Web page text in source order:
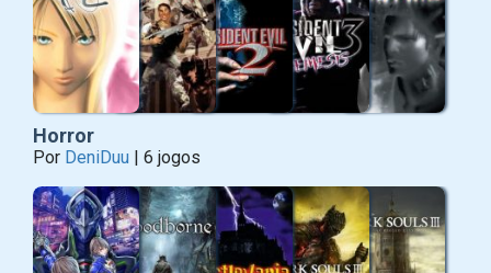
Horror
Por DeniDuu | 6 jogos